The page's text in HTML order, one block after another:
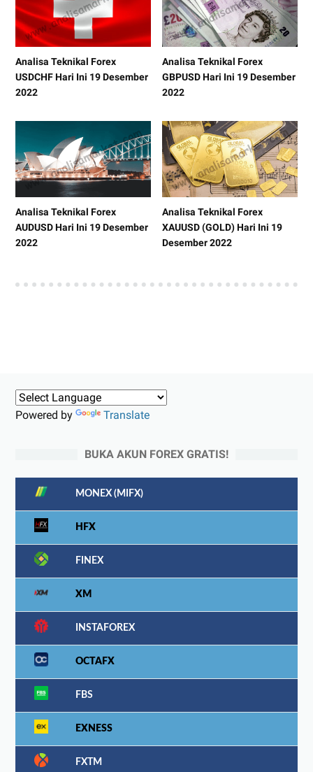
Analisa Teknikal Forex
USDCHF Hari Ini 19 Desember
2022
Analisa Teknikal Forex
GBPUSD Hari Ini 19 Desember
2022
Analisa Teknikal Forex
AUDUSD Hari Ini 19 Desember
2022
Analisa Teknikal Forex
XAUUSD (GOLD) Hari Ini 19
Desember 2022
Powered by Translate
BUKA AKUN FOREX GRATIS!
MONEX (MIFX)
HFX
FINEX
XM
INSTAFOREX
OCTAFX
FBS
EXNESS
FXTM